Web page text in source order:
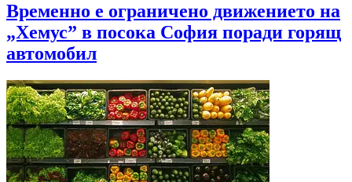
Временно е ограничено движението на
„Хемус” в посока София поради горящ
автомобил